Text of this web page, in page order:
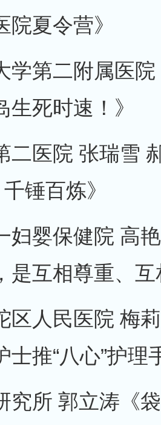
夏令营》
学第二附属医
死时速！》
二医院 张瑞雪
锤百炼》
妇婴保健院 高
是互相尊重、
区人民医院 梅
士推“八心”护理
究所 郭立涛《